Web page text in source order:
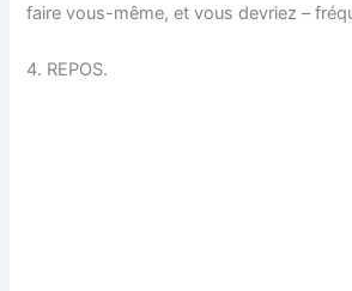
faire vous-même, et vous devriez –
4. REPOS.